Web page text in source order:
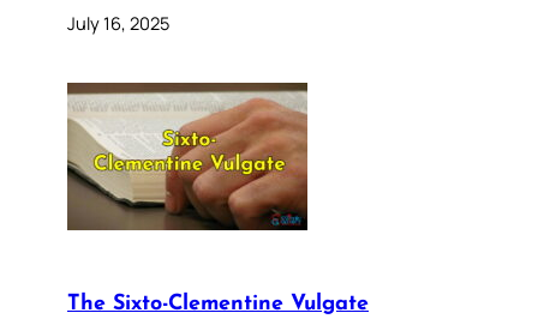
July 16, 2025
The Sixto-Clementine Vulgate